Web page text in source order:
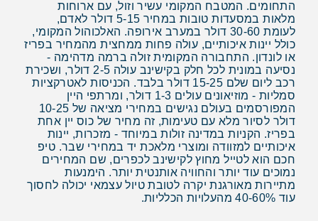
התחומים. המטבח המקומי עשיר וזול, עם ארוחות
מלאות במסעדות טובות במחיר 5-15 דולר לאדם,
לעומת 30-60 דולר במערב אירופה. האלכוהול המקומי,
כולל יינות איכותיים, עולה פחות ממחצית מהמחיר בפריז
או לונדון. התחבורה המקומית זולה ברמה מדהימה -
נסיעה במונית לכל חלק בקישינב עולה 2-5 דולר, ושכירת
רכב ליום שלם 15-25 דולר בלבד. הכניסות לאטרקציות
סמליות - מוזיאונים עולים 1-3 דולר, ומרתפי היין
המפורסמים בעולם נגישים במחירי מציאה של 10-25
דולר לסיור מלא עם טעימות, זה מחיר של כוס יין אחת
בפריז. הקניות במדינה זולות במיוחד - מזכרות, יינות
איכותיים למזוודה ומוצרי מלאכת יד במחירי שבר. טיפ
חכם הוא לטייל מחוץ לקישינב לכפרים, שם המחירים
נמוכים עוד יותר והחוויה אותנטית יותר. הימנעות
מתיירות מאורגנת יקרה לטובת טיול עצמאי יכולה לחסוך
עוד 40-60% מהעלויות הכלליות.